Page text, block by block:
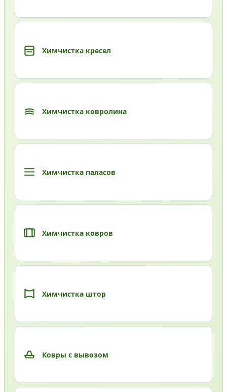
Химчистка кресел
Химчистка ковролина
Химчистка паласов
Химчистка ковров
Химчистка штор
Ковры с вывозом